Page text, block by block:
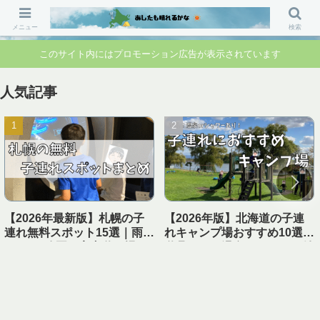
「行ってよかった」「準備して正解」 家族のお出かけ前の“不安”を“安心”に変
えるブログです。
このサイト内にはプロモーション広告が表示されています
人気記事
【2026年最新版】札幌の子
連れ無料スポット15選｜雨の
【2026年版】北海道の子連
れキャンプ場おすすめ10選｜
メニュー 検索